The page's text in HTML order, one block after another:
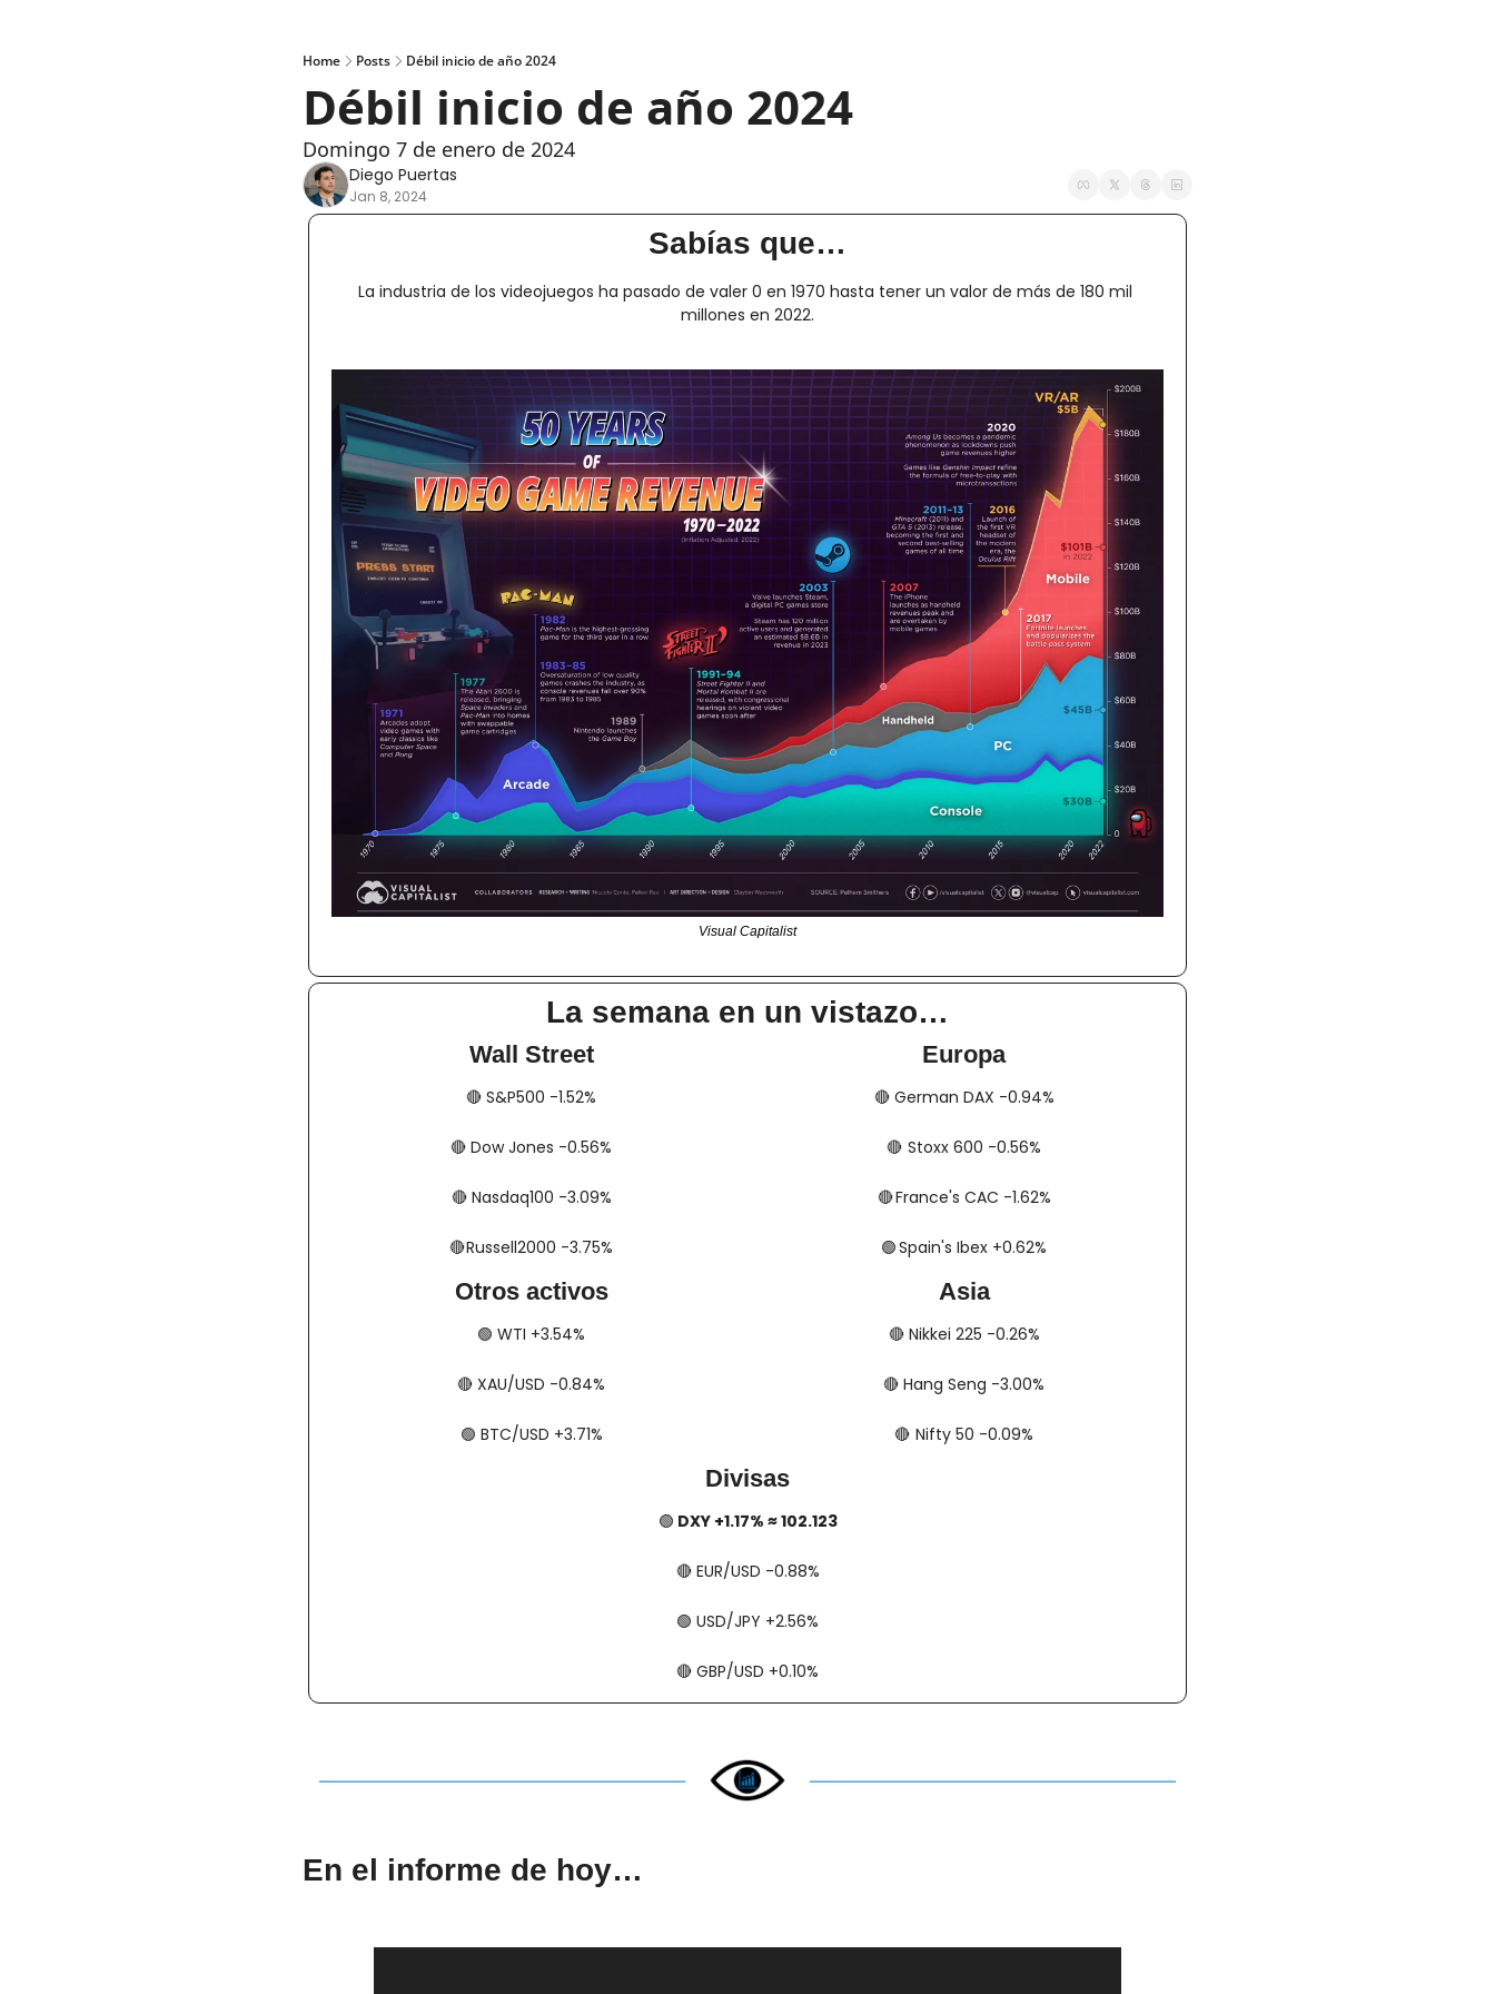
Home Posts Débil inicio de año 2024
Débil inicio de año 2024
Domingo 7 de enero de 2024
Diego Puertas
Jan 8, 2024
Sabías que…
La industria de los videojuegos ha pasado de valer 0 en 1970 hasta tener un valor de más de 180 mil
millones en 2022.
Visual Capitalist
La semana en un vistazo…
Wall Street
🔴 ​​​​ S&P500 -1.52%
🔴 ​​​​ Dow Jones -0.56%
🔴​​​​ Nasdaq100 -3.09%
🔴​​​ Russell2000 -3.75%
Otros activos
🟢 ​​​​ WTI +3.54%
🔴 ​​​​ XAU/USD -0.84%
🟢 ​​​​ BTC/USD +3.71%
Europa
🔴​​​​​​ German DAX -0.94%
🔴 ​​​​​​​​  Stoxx 600 -0.56%
🔴​​​​  France's CAC -1.62%
🟢​​​​​​​​  Spain's Ibex +0.62%
Asia
🔴​​​​ Nikkei 225 -0.26%
🔴 ​​​​ Hang Seng -3.00%
🔴 ​​​  Nifty 50 -0.09%
Divisas
🟢 DXY +1.17% ≈ 102.123
🔴​​​​ EUR/USD -0.88%
🟢 ​​​​ USD/JPY +2.56%
🔴 ​​​​ GBP/USD +0.10%
En el informe de hoy…